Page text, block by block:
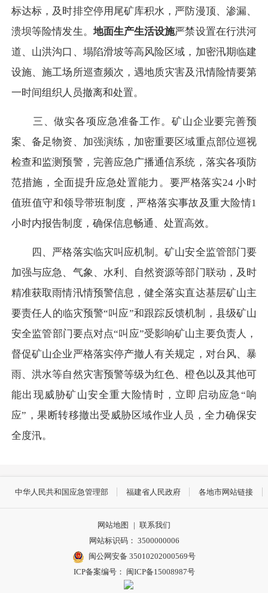
标达标，及时排空停用尾矿库积水，严防漫顶、渗漏、
溃坝等险情发生。 地面生产生活设施严禁设置在行洪河
道、山洪沟口、塌陷滑坡等高风险区域，加密汛期临建
设施、施工场所巡查频次，遇地质灾害及汛情险情要第
一时间组织人员撤离和处置。
三、做实各项应急准备工作。 矿山企业要完善预
案、备足物资、加强演练，加密重要区域重点部位巡视
检查和监测预警，完善应急广播通信系统，落实各项防
范措施，全面提升应急处置能力。要严格落实24 小时
值班值守和领导带班制度，严格落实事故及重大险情1
小时内报告制度，确保信息畅通、处置高效。
四、严格落实临灾叫应机制。矿山安全监管部门要
加强与应急、气象、水利、自然资源等部门联动，及时
精准获取雨情汛情预警信息，健全落实直达基层矿山主
要责任人的临灾预警“叫应”和跟踪反馈机制，县级矿山
安全监管部门要点对点“叫应”受影响矿山主要负责人，
督促矿山企业严格落实停产撤人有关规定，对台风、暴
雨、洪水等自然灾害预警等级为红色、橙色以及其他可
能出现威胁矿山安全重大险情时，立即启动应急“响
应”，果断转移撤出受威胁区域作业人员，全力确保安
全度汛。
中华人民共和国应急管理部 福建省人民政府 各地市网站链接
网站地图 | 联系我们
网站标识码： 3500000006
闽公网安备 35010202000569号
ICP备案编号： 闽ICP备15008987号